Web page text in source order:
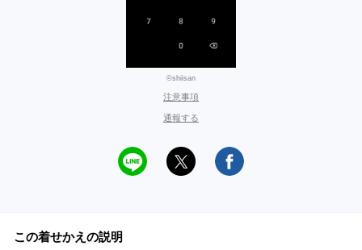
©shiisan
注意事項
通報する
この着せかえの説明